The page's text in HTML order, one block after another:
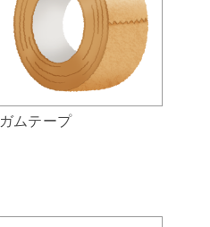
ガムテープ